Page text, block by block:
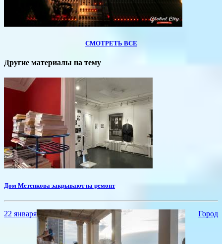
СМОТРЕТЬ ВСЕ
Другие материалы на тему
Дом Метенкова закрывают на ремонт
22 января Город